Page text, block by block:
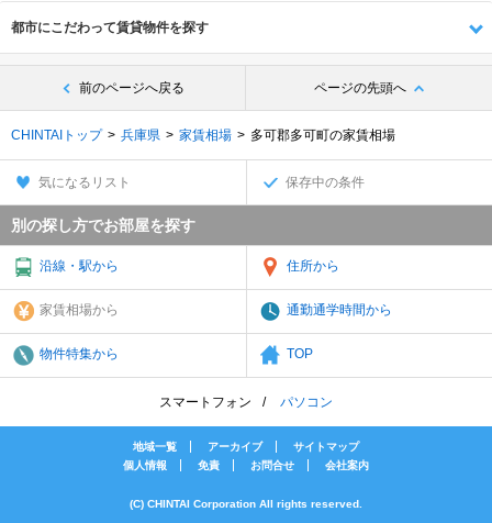
都市にこだわって賃貸物件を探す
前のページへ戻る ページの先頭へ
CHINTAIトップ 兵庫県 家賃相場 多可郡多可町の家賃相場
気になるリスト 保存中の条件
別の探し方でお部屋を探す
沿線・駅から 住所から
家賃相場から 通勤通学時間から
物件特集から TOP
スマートフォン パソコン
地域一覧 アーカイブ
サイトマップ
個人情報
免責 お問合せ 会社案内
(C) CHINTAI Corporation All rights reserved.